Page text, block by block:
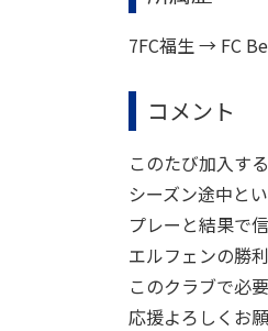
7FC福生 → FC
コメント
このたび加入す
シーズン途中と
プレーと結果で
エルフェンの勝
このクラブで必
応援よろしくお願